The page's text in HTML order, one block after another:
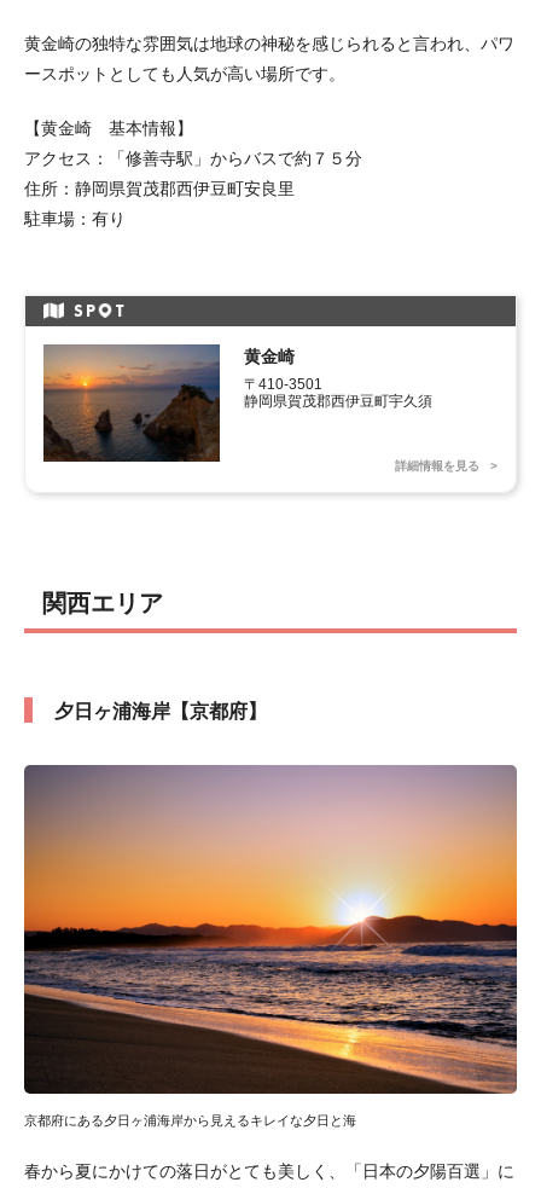
黄金崎の独特な雰囲気は地球の神秘を感じられると言われ、パワ
ースポットとしても人気が高い場所です。
【黄金崎 基本情報】
アクセス：「修善寺駅」からバスで約７５分
住所：静岡県賀茂郡西伊豆町安良里
駐車場：有り
SP T
黄金崎
〒410-3501
静岡県賀茂郡西伊豆町宇久須
詳細情報を見る
関西エリア
夕日ヶ浦海岸【京都府】
京都府にある夕日ヶ浦海岸から見えるキレイな夕日と海
春から夏にかけての落日がとても美しく、「日本の夕陽百選」に